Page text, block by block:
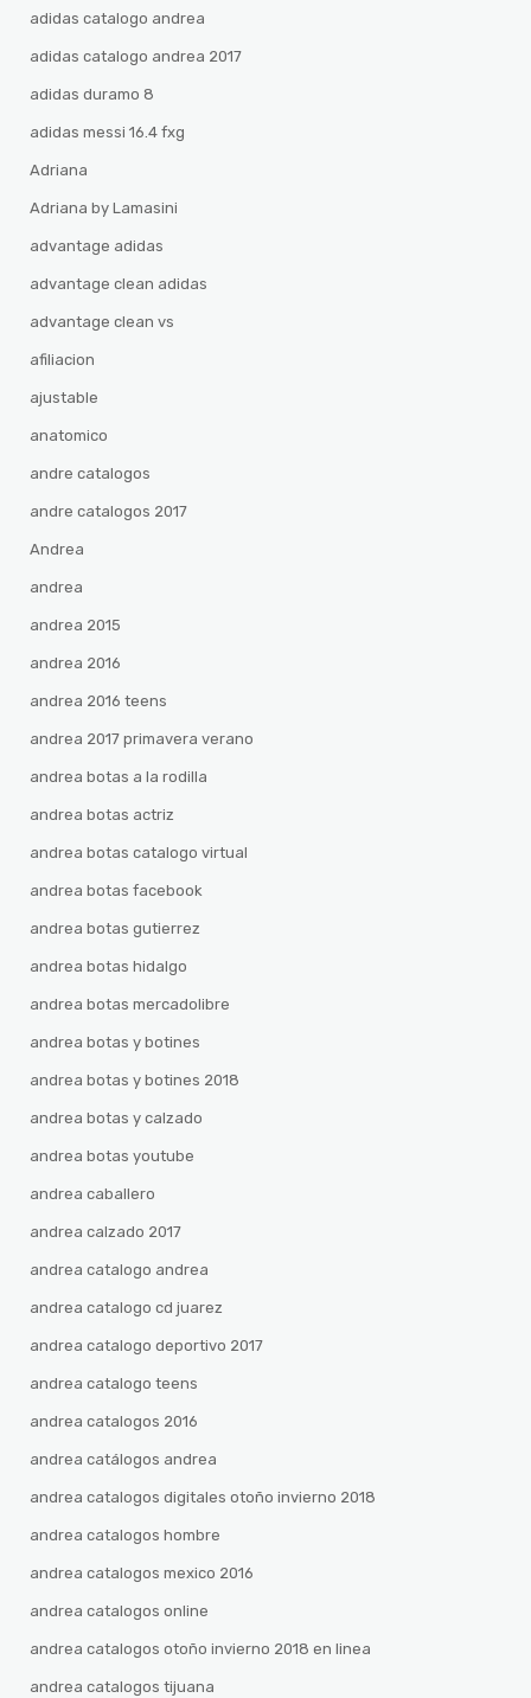
adidas catalogo andrea
adidas catalogo andrea 2017
adidas duramo 8
adidas messi 16.4 fxg
Adriana
Adriana by Lamasini
advantage adidas
advantage clean adidas
advantage clean vs
afiliacion
ajustable
anatomico
andre catalogos
andre catalogos 2017
Andrea
andrea
andrea 2015
andrea 2016
andrea 2016 teens
andrea 2017 primavera verano
andrea botas a la rodilla
andrea botas actriz
andrea botas catalogo virtual
andrea botas facebook
andrea botas gutierrez
andrea botas hidalgo
andrea botas mercadolibre
andrea botas y botines
andrea botas y botines 2018
andrea botas y calzado
andrea botas youtube
andrea caballero
andrea calzado 2017
andrea catalogo andrea
andrea catalogo cd juarez
andrea catalogo deportivo 2017
andrea catalogo teens
andrea catalogos 2016
andrea catálogos andrea
andrea catalogos digitales otoño invierno 2018
andrea catalogos hombre
andrea catalogos mexico 2016
andrea catalogos online
andrea catalogos otoño invierno 2018 en linea
andrea catalogos tijuana